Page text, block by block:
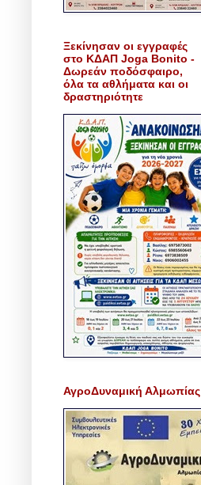
Ξεκίνησαν οι εγγραφές
στο ΚΔΑΠ Joga Bonito -
Δωρεάν ποδόσφαιρο,
όλα τα αθλήματα και οι
δραστηριότητε
ΑγροΔυναμική Αλμωπίας